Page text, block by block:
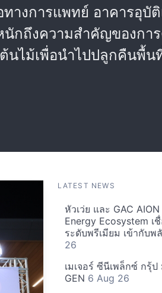
างการแพทย์ อาคารอุบั
กถึงความสำคัญของกา
ไม้เพื่อนำไปปลูกคืนพื้น
LATEST NEWS
หัวเว่ย และ GAC
Energy Ecosystem เ
ระดับพรีเมียม เข้ากับ
26
เมเจอร์ ซีนีเพล็กซ์ กรุ้
GEN 6 Aug 26